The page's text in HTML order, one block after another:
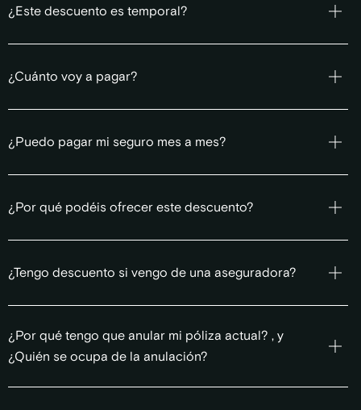
¿Este descuento es temporal?
¿Cuánto voy a pagar?
¿Puedo pagar mi seguro mes a mes?
¿Por qué podéis ofrecer este descuento?
¿Tengo descuento si vengo de una aseguradora?
¿Por qué tengo que anular mi póliza actual? , y
¿Quién se ocupa de la anulación?